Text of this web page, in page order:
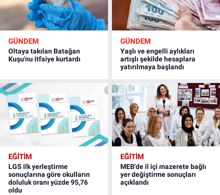
GÜNDEM
Oltaya takılan Batağan
Kuşu'nu itfaiye kurtardı
GÜNDEM
Yaşlı ve engelli aylıkları
artışlı şekilde hesaplara
yatırılmaya başlandı
EĞİTİM
LGS ilk yerleştirme
sonuçlarına göre okulların
doluluk oranı yüzde 95,76
oldu
EĞİTİM
MEB'de il içi mazerete bağlı
yer değiştirme sonuçları
açıklandı